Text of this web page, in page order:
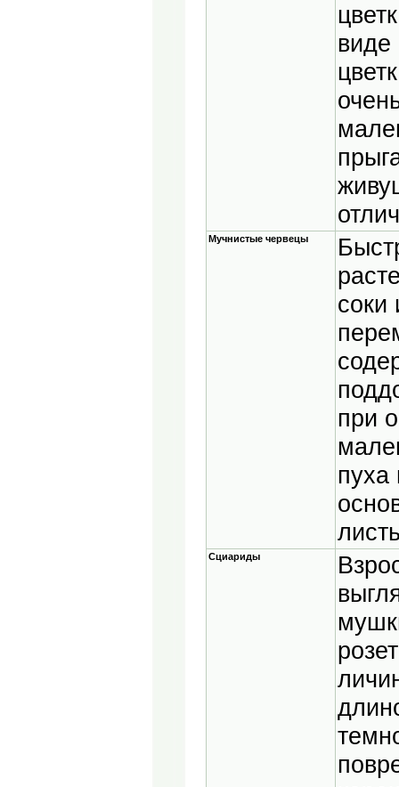
виде
Мучнистые червецы
соки
при
пуха
Сциариды